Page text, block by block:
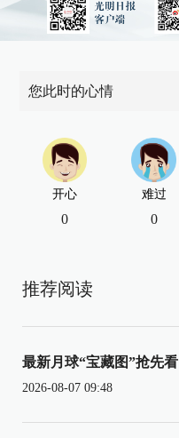
您此时的心情
开心
0
难过
0
推荐阅读
最新月球“宝藏图”抢先看
2026-08-07 09:48